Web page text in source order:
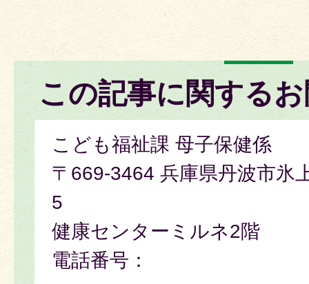
この記事に関する
こども福祉課 母子保健係
〒669-3464 兵庫県丹波市氷
5
健康センターミルネ2階
電話番号：